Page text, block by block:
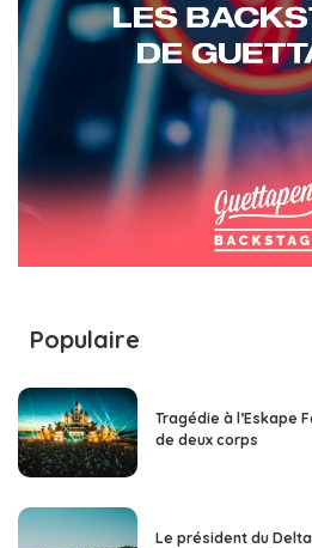
Populaire
Tragédie à l’Eskape
de deux corps
Le président du